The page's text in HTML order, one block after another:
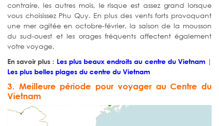
contraire, les autres mois, le risque est assez grand lorsque
vous choisissez Phu Quy. En plus des vents forts provoquant
une mer agitée en octobre-février, la saison de la mousson
du sud-ouest et les orages fréquents affectent également
votre voyage.
En savoir plus : Les plus beaux endroits au centre du Vietnam|
Les plus belles plages du centre du Vietnam
3. Meilleure période pour voyager au Centre du
Vietnam